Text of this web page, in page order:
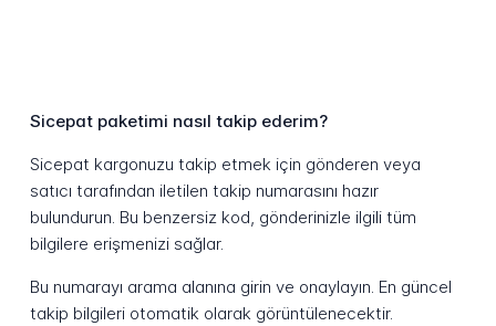
Sicepat paketimi nasıl takip ederim?
Sicepat kargonuzu takip etmek için gönderen veya
satıcı tarafından iletilen takip numarasını hazır
bulundurun. Bu benzersiz kod, gönderinizle ilgili tüm
bilgilere erişmenizi sağlar.
Bu numarayı arama alanına girin ve onaylayın. En güncel
takip bilgileri otomatik olarak görüntülenecektir.